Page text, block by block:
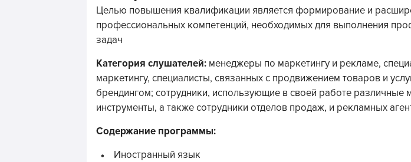
Целью повышения квалификации является формирование и
профессиональных компетенций, необходимых для выполнения
задач
Категория слушателей: менеджеры по маркетингу и рекламе,
маркетингу, специалисты, связанных с продвижением товаров и
брендингом; сотрудники, использующие в своей работе различные
инструменты, а также сотрудники отделов продаж, и рекламных
Содержание программы:
Иностранный язык